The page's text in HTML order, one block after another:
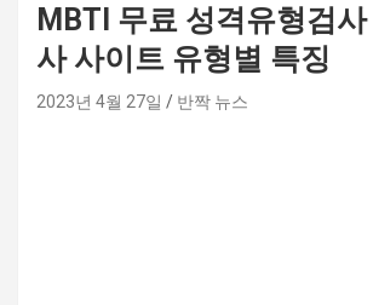
MBTI 무료 성격유형검사
사 사이트 유형별 특징
2023년 4월 27일 반짝 뉴스